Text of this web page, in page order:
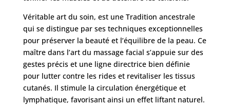
Nos
chirurgiens
FAQ
Services
Véritable art du soin, est une Tradition ancestrale
qui se distingue par ses techniques exceptionnelles
pour préserver la beauté et l’équilibre de la peau. Ce
maître dans l’art du massage facial s’appuie sur des
gestes précis et une ligne directrice bien définie
pour lutter contre les rides et revitaliser les tissus
cutanés. Il stimule la circulation énergétique et
lymphatique, favorisant ainsi un effet liftant naturel.